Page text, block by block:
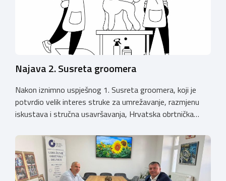
Najava 2. Susreta groomera
Nakon iznimno uspješnog 1. Susreta groomera, koji je
potvrdio velik interes struke za umrežavanje, razmjenu
iskustava i stručna usavršavanja, Hrvatska obrtnička
održati 12. rujna u Kongresnom centru na Zagrebačkom
velesajmu. Susret će i ove godine okupiti groomere,
stručnjake i zaljubljenike u njegu pasa iz cijele Hrvatske,
[…]